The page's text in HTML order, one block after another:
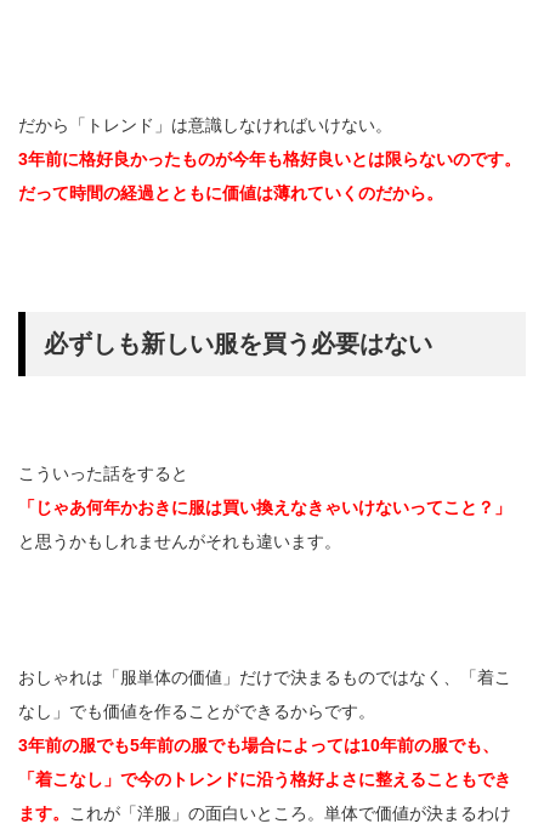
だから「トレンド」は意識しなければいけない。
3年前に格好良かったものが今年も格好良いとは限らないのです。
だって時間の経過とともに価値は薄れていくのだから。
必ずしも新しい服を買う必要はない
こういった話をすると
「じゃあ何年かおきに服は買い換えなきゃいけないってこと？」
と思うかもしれませんがそれも違います。
おしゃれは「服単体の価値」だけで決まるものではなく、「着こ
なし」でも価値を作ることができるからです。
3年前の服でも5年前の服でも場合によっては10年前の服でも、
「着こなし」で今のトレンドに沿う格好よさに整えることもでき
ます。
これが「洋服」の面白いところ。単体で価値が決まるわけ